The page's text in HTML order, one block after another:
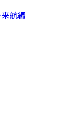
来航編